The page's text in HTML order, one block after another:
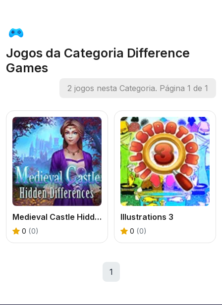
Jogos da Categoria Difference
Games
2 jogos nesta Categoria. Página 1 de 1
Medieval Castle Hidden Differences
0 (0)
Illustrations 3
0 (0)
1